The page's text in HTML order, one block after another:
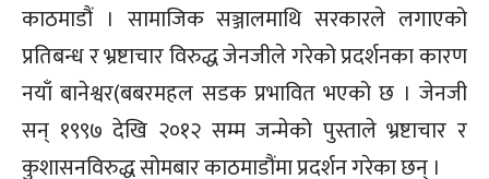
काठमाडौं । सामाजिक सञ्जालमाथि सरकारले लगाएको
प्रतिबन्ध र भ्रष्टाचार विरुद्ध जेनजीले गरेको प्रदर्शनका कारण
नयाँ बानेश्वर(बबरमहल सडक प्रभावित भएको छ । जेनजी
सन् १९९७ देखि २०१२ सम्म जन्मेको पुस्ताले भ्रष्टाचार र
कुशासनविरुद्ध सोमबार काठमाडौंमा प्रदर्शन गरेका छन् ।